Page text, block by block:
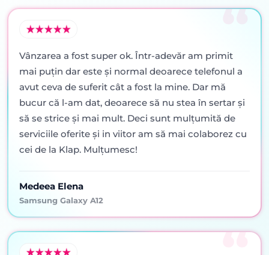
Vânzarea a fost super ok. Într-adevăr am primit
mai puţin dar este şi normal deoarece telefonul a
avut ceva de suferit cât a fost la mine. Dar mă
bucur că l-am dat, deoarece să nu stea în sertar şi
să se strice şi mai mult. Deci sunt mulţumită de
serviciile oferite şi in viitor am să mai colaborez cu
cei de la Klap. Mulţumesc!
Medeea Elena
Samsung Galaxy A12